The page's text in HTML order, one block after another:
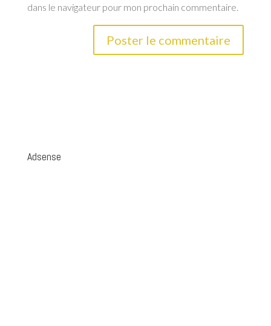
dans le navigateur pour mon prochain commentaire.
Adsense